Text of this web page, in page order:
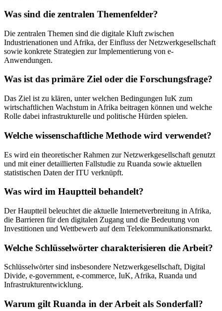
Was sind die zentralen Themenfelder?
Die zentralen Themen sind die digitale Kluft zwischen
Industrienationen und Afrika, der Einfluss der Netzwerkgesellschaft
sowie konkrete Strategien zur Implementierung von e-
Anwendungen.
Was ist das primäre Ziel oder die Forschungsfrage?
Das Ziel ist zu klären, unter welchen Bedingungen IuK zum
wirtschaftlichen Wachstum in Afrika beitragen können und welche
Rolle dabei infrastrukturelle und politische Hürden spielen.
Welche wissenschaftliche Methode wird verwendet?
Es wird ein theoretischer Rahmen zur Netzwerkgesellschaft genutzt
und mit einer detaillierten Fallstudie zu Ruanda sowie aktuellen
statistischen Daten der ITU verknüpft.
Was wird im Hauptteil behandelt?
Der Hauptteil beleuchtet die aktuelle Internetverbreitung in Afrika,
die Barrieren für den digitalen Zugang und die Bedeutung von
Investitionen und Wettbewerb auf dem Telekommunikationsmarkt.
Welche Schlüsselwörter charakterisieren die Arbeit?
Schlüsselwörter sind insbesondere Netzwerkgesellschaft, Digital
Divide, e-government, e-commerce, IuK, Afrika, Ruanda und
Infrastrukturentwicklung.
Warum gilt Ruanda in der Arbeit als Sonderfall?